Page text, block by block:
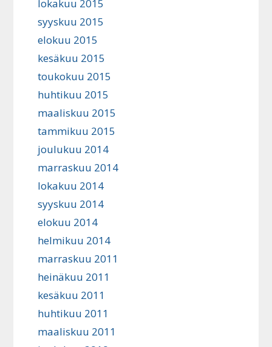
lokakuu 2015
syyskuu 2015
elokuu 2015
kesäkuu 2015
toukokuu 2015
huhtikuu 2015
maaliskuu 2015
tammikuu 2015
joulukuu 2014
marraskuu 2014
lokakuu 2014
syyskuu 2014
elokuu 2014
helmikuu 2014
marraskuu 2011
heinäkuu 2011
kesäkuu 2011
huhtikuu 2011
maaliskuu 2011